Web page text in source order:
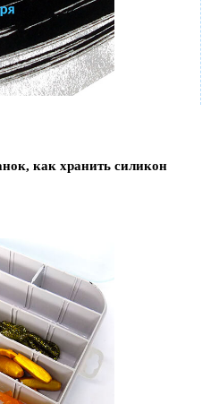
как хранить силикон